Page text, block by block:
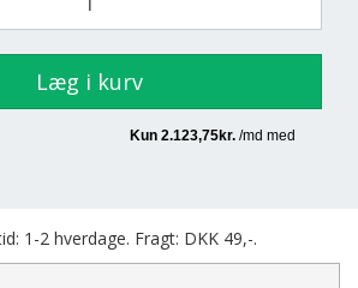
Læg i kurv
1-2 hverdage. Fragt: DKK 49,-.